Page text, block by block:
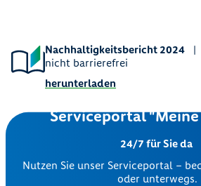
Nachhaltigkeitsbericht 2024
nicht barrierefrei
herunterladen
Serviceportal
24/7 für Sie da
Nutzen Sie unser Serviceportal –
oder unterwegs.